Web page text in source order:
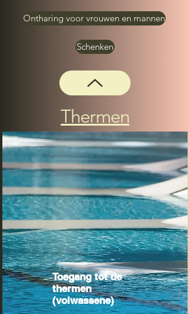
Ontharing voor vrouwen en mannen
Schenken
Thermen
Toegang tot de
thermen
(volwassene)